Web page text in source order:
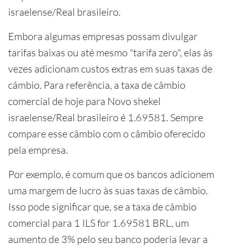
israelense/Real brasileiro.
Embora algumas empresas possam divulgar
tarifas baixas ou até mesmo "tarifa zero", elas às
vezes adicionam custos extras em suas taxas de
câmbio. Para referência, a taxa de câmbio
comercial de hoje para Novo shekel
israelense/Real brasileiro é 1.69581. Sempre
compare esse câmbio com o câmbio oferecido
pela empresa.
Por exemplo, é comum que os bancos adicionem
uma margem de lucro às suas taxas de câmbio.
Isso pode significar que, se a taxa de câmbio
comercial para 1 ILS for 1.69581 BRL, um
aumento de 3% pelo seu banco poderia levar a